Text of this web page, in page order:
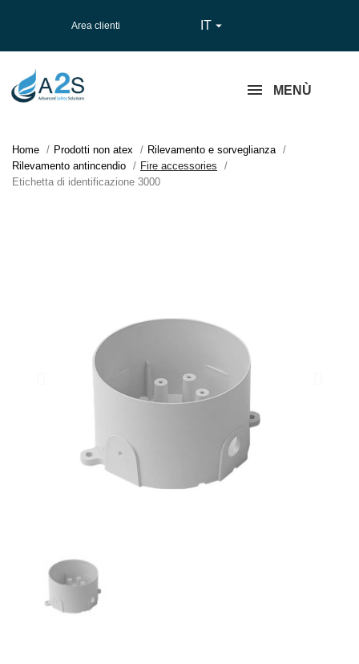
Area clienti IT 
MENÙ
Home Prodotti non atex
Rilevamento e sorveglianza
Rilevamento antincendio
Fire accessories
Etichetta di identificazione 3000